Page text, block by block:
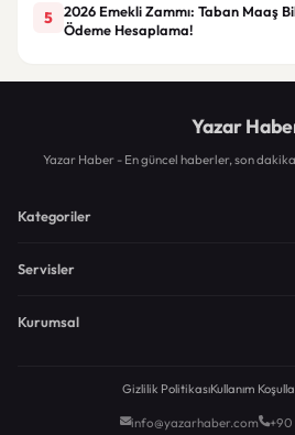
5
2026 Emekli Zammı: Taban Maaş
Ödeme Hesaplama!
Yazar
Yazar Haber - En güncel haberler, son
Kategoriler
Servisler
Kurumsal
Gizlilik PolitikasıKullanım
info@yazarhaber.com +90